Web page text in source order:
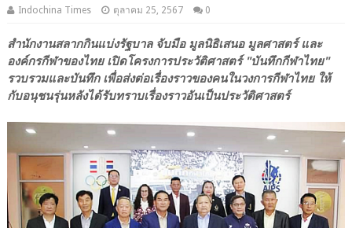
Indochina Times ตุลาคม 25, 2567 0
สำนักงานสลากกินแบ่งรัฐบาล จับมือ มูลนิธิเสนอ มูลศาสตร์ และ
องค์กรกีฬาของไทย เปิดโครงการประวัติศาสตร์ "บันทึกกีฬาไทย"
รวบรวมและบันทึก เพื่อส่งต่อเรื่องราวของคนในวงการกีฬาไทย ให้
กับอนุชนรุ่นหลังได้รับทราบเรื่องราวอันเป็นประวัติศาสตร์